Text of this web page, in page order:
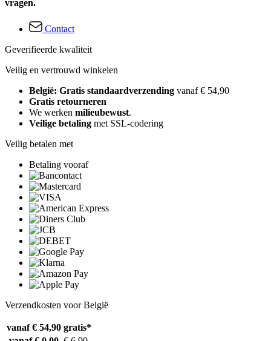
vragen.
Contact
Geverifieerde kwaliteit
Veilig en vertrouwd winkelen
België: Gratis standaardverzending vanaf € 54,90
Gratis retourneren
We werken milieubewust.
Veilige betaling met SSL-codering
Veilig betalen met
Betaling vooraf
Verzendkosten voor België
vanaf € 54,90 gratis*